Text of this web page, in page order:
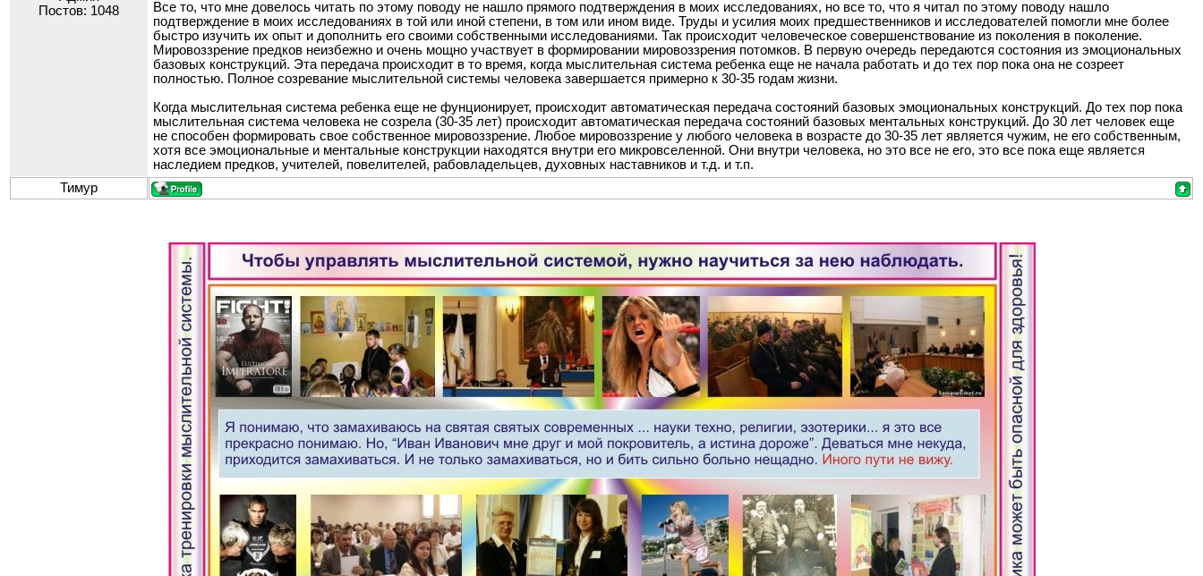
Постов: 1048
Все то, что мне довелось читать по этому поводу не нашло прямого подтверждения в моих исследованиях, но все то, что я читал по этому поводу нашло
подтверждение в моих исследованиях в той или иной степени, в том или ином виде. Труды и усилия моих предшественников и исследователей помогли мне более
быстро изучить их опыт и дополнить его своими собственными исследованиями. Так происходит человеческое совершенствование из поколения в поколение.
Мировоззрение предков неизбежно и очень мощно участвует в формировании мировоззрения потомков. В первую очередь передаются состояния из эмоциональных
базовых конструкций. Эта передача происходит в то время, когда мыслительная система ребенка еще не начала работать и до тех пор пока она не созреет
полностью. Полное созревание мыслительной системы человека завершается примерно к 30-35 годам жизни.
Когда мыслительная система ребенка еще не фунционирует, происходит автоматическая передача состояний базовых эмоциональных конструкций. До тех пор пока
мыслительная система человека не созрела (30-35 лет) происходит автоматическая передача состояний базовых ментальных конструкций. До 30 лет человек еще
не способен формировать свое собственное мировоззрение. Любое мировоззрение у любого человека в возрасте до 30-35 лет является чужим, не его собственным,
хотя все эмоциональные и ментальные конструкции находятся внутри его микровселенной. Они внутри человека, но это все не его, это все пока еще является
наследием предков, учителей, повелителей, рабовладельцев, духовных наставников и т.д. и т.п.
Тимур